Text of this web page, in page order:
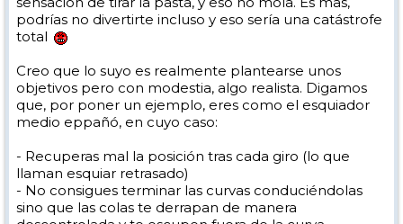
podrías no divertirte incluso y eso sería una catástrofe
total
Creo que lo suyo es realmente plantearse unos
objetivos pero con modestia, algo realista. Digamos
que, por poner un ejemplo, eres como el esquiador
medio eppañó, en cuyo caso:
- Recuperas mal la posición tras cada giro (lo que
llaman esquiar retrasado)
- No consigues terminar las curvas conduciéndolas
sino que las colas te derrapan de manera